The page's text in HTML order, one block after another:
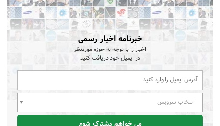
خبرنامه اخبار رسمی
اخبار را با توجه به حوزه موردنظر
در ایمیل خود دریافت کنید
انتخاب سرویس